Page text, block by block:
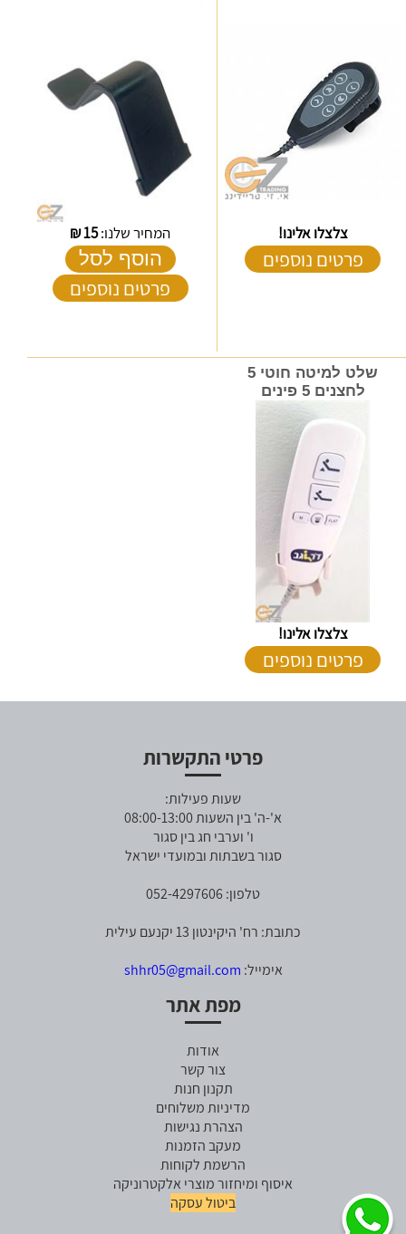
צלצלו אלינו!
פרטים נוספים
המחיר שלנו:15
₪
הוסף לסל
פרטים נוספים
שלט למיטה חוטי 5
לחצנים 5 פינים
צלצלו אלינו!
פרטים נוספים
פרטי התקשרות
שעות פעילות:
א'-ה' בין השעות 08:00-13:00
ו' וערבי חג בין סגור
סגור בשבתות ובמועדי ישראל
טלפון: 052-4297606
כתובת: רח' היקינטון 13 יקנעם עילית
אימייל: shhr05@gmail.com
מפת אתר
אודות
צור קשר
תקנון חנות
מדיניות משלוחים
הצהרת נגישות
מעקב הזמנות
הרשמת לקוחות
איסוף ומיחזור מוצרי אלקטרוניקה
ביטול עסקה